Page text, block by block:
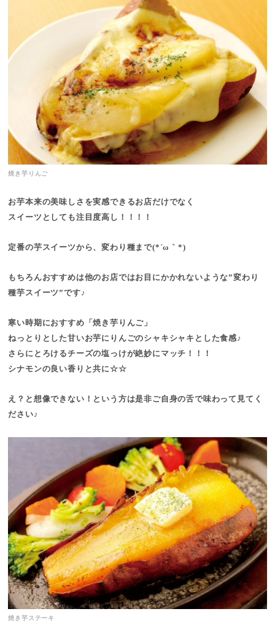
焼き芋りんご
お芋本来の美味しさを実感できるお店だけでなく
スイーツとしても注目度高し！！！！
定番の芋スイーツから、変わり種まで(*´ω｀*)
もちろんおすすめは他のお店ではお目にかかれないような”変わり
種芋スイーツ”です♪
寒い時期におすすめ「焼き芋りんご」
ねっとりとした甘いお芋にりんごのシャキシャキとした食感♪
さらにとろけるチーズの塩っけが絶妙にマッチ！！！
シナモンの良い香りと共に☆☆
え？と想像できない！という方は是非ご自身の舌で味わって見てく
ださい♪
焼き芋ステーキ